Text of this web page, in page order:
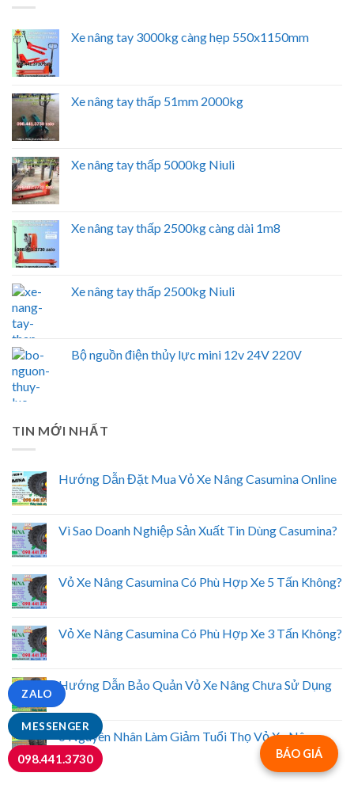
Xe nâng tay 3000kg càng hẹp 550x1150mm
Xe nâng tay thấp 51mm 2000kg
Xe nâng tay thấp 5000kg Niuli
Xe nâng tay thấp 2500kg càng dài 1m8
Xe nâng tay thấp 2500kg Niuli
Bộ nguồn điện thủy lực mini 12v 24V 220V
TIN MỚI NHẤT
Hướng Dẫn Đặt Mua Vỏ Xe Nâng Casumina Online
Vì Sao Doanh Nghiệp Sản Xuất Tin Dùng Casumina?
Vỏ Xe Nâng Casumina Có Phù Hợp Xe 5 Tấn Không?
Vỏ Xe Nâng Casumina Có Phù Hợp Xe 3 Tấn Không?
Hướng Dẫn Bảo Quản Vỏ Xe Nâng Chưa Sử Dụng
6 Nguyên Nhân Làm Giảm Tuổi Thọ Vỏ Xe Nâng
BÁO GIÁ
MESSENGER
ZALO
098.441.3730